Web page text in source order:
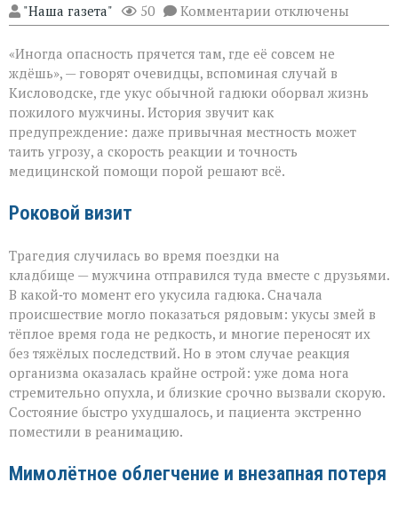
"Наша газета" 50 Комментарии к
записи
укус:
как
обычная
прогулка
обернулась
трагедией»
отключены
«Иногда опасность прячется там, где её совсем не
ждёшь», — говорят очевидцы, вспоминая случай в
Кисловодске, где укус обычной гадюки оборвал жизнь
пожилого мужчины. История звучит как
предупреждение: даже привычная местность может
таить угрозу, а скорость реакции и точность
медицинской помощи порой решают всё.
Роковой визит
Трагедия случилась во время поездки на
кладбище — мужчина отправился туда вместе с друзьями.
В какой‑то момент его укусила гадюка. Сначала
происшествие могло показаться рядовым: укусы змей в
тёплое время года не редкость, и многие переносят их
без тяжёлых последствий. Но в этом случае реакция
организма оказалась крайне острой: уже дома нога
стремительно опухла, и близкие срочно вызвали скорую.
Состояние быстро ухудшалось, и пациента экстренно
поместили в реанимацию.
Мимолётное облегчение и внезапная потеря